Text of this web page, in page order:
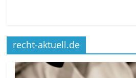
recht-aktuell.de